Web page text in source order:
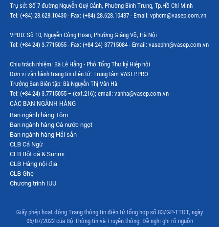
Thị trường Indonesia
Thị trường Mỹ
Thị trường Nga
Thị trường Hàn Quốc
Thị trường Nhật Bản
Thị trường Thái Lan
Thị trường Trung Quốc
Thị trường Philippines
Thị trường Tây Ban Nha
Thị trường thủy sản khác
Trụ sở: Số 7 đường Nguyễn Quý Cảnh, Phường Bình Trưng, Tp.Hồ Chí Minh
Tel: (+84) 28.628.10430 - Fax: (+84) 28.628.10437 - Email: vphcm@vasep.com.vn
VPĐD: Số 10, Nguyễn Công Hoan, Phường Giảng Võ, Hà Nội
Tel: (+84 24) 3.7715055 - Fax: (+84 24) 37715084 - Email: vasephn@vasep.com.vn
Chịu trách nhiệm: Bà Lê Hằng - Phó Tổng Thư ký Hiệp hội
Đơn vị vận hành trang tin điện tử: Trung tâm VASEP.PRO
Trưởng Ban Biên tập: Bà Nguyễn Thị Vân Hà
Tel: (+84 24) 3.7715055 – (ext.216); email: vanha@vasep.com.vn
CÁC BAN NGÀNH HÀNG
Ban ngành hàng Tôm
Ban ngành hàng Cá nước ngọt
Ban ngành hàng Hải sản
CLB Cá Ngừ
CLB Bột cá & Surimi
CLB Hàng nội địa
CLB Ghẹ
Chương trình IUU
Giấy phép hoạt động Trang thông tin điện tử tổng hợp số 83/GP-TTĐT, ngày
06/07/2022 của Bộ Thông tin và Truyền thông. Đề nghị ghi rõ nguồn